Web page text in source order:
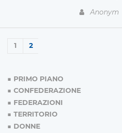
Anonym
1 2
PRIMO PIANO
CONFEDERAZIONE
FEDERAZIONI
TERRITORIO
DONNE